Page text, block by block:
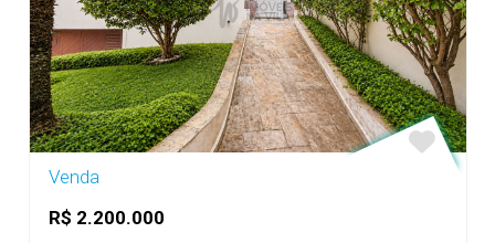
Venda
R$ 2.200.000